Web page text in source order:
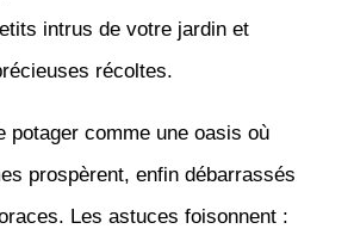
intrus de votre jardin et
récoltes.
potager comme une oasis où
prospèrent, enfin débarrassés
Les astuces foisonnent :